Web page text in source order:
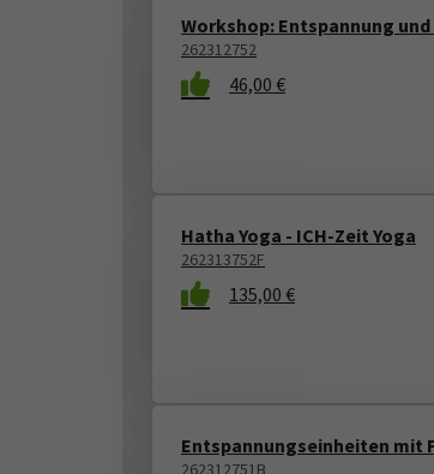
Workshop: Entspannung
262312752
46,00 €
Hatha Yoga - ICH-Zeit Yoga
262313752F
135,00 €
Entspannungseinheiten mit
262312751B